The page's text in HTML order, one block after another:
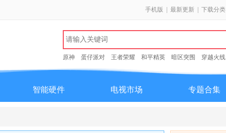
手机版 最新更新 下载分类
原神 蛋仔派对 王者荣耀 和平精英 暗区突围 穿越火线
智能硬件 电视市场 专题合集